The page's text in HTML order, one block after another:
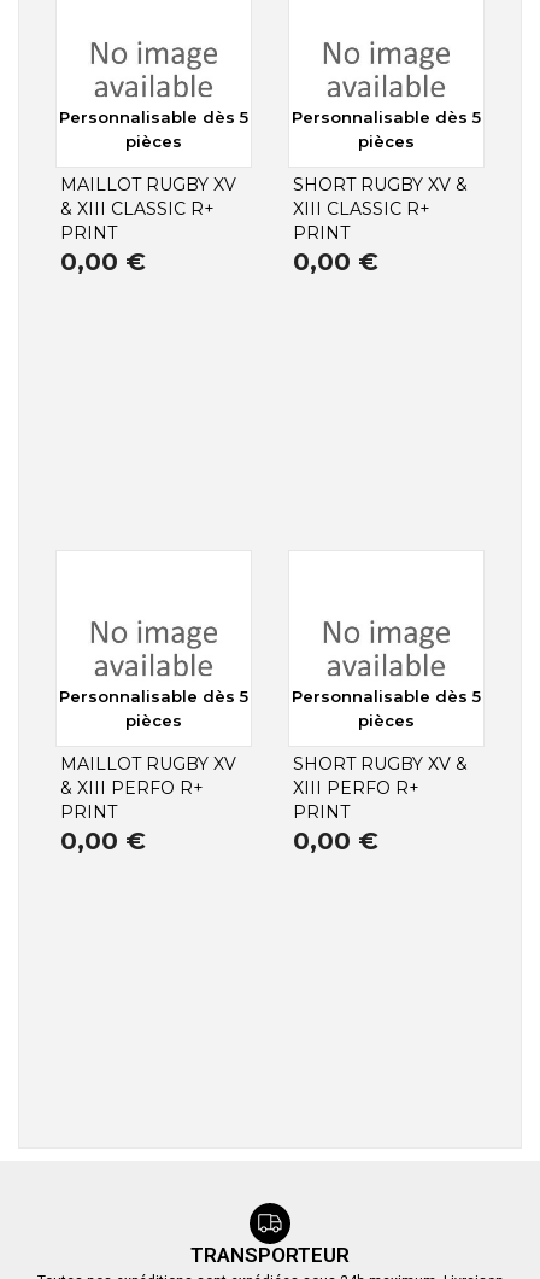
Personnalisable dès 5
pièces
MAILLOT RUGBY XV
& XIII CLASSIC R+
PRINT
0,00 €
Personnalisable dès 5
pièces
SHORT RUGBY XV &
XIII CLASSIC R+
PRINT
0,00 €
Personnalisable dès 5
pièces
MAILLOT RUGBY XV
& XIII PERFO R+
PRINT
0,00 €
Personnalisable dès 5
pièces
SHORT RUGBY XV &
XIII PERFO R+
PRINT
0,00 €
TRANSPORTEUR